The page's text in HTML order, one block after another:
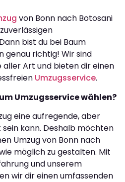
von Bonn nach Botosani
bist du bei Baum
genau richtig! Wir sind
aller Art und bieten dir einen
Umzugsservice.
Umzugsservice wählen?
eine aufregende, aber
kann. Deshalb möchten
Umzug von Bonn nach
möglich zu gestalten. Mit
und unserem
wir dir einen umfassenden